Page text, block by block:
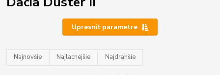
Upresniť parametre
Najnovšie Najlacnejšie Najdrahšie